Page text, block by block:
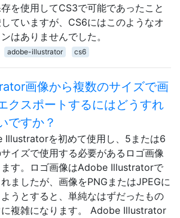
を使用してCS3で可能であったこと
ていますが、CS6にはこのようなオ
はありませんでした。
adobe-illustrator cs6
画像から複数のサイズで画
クスポートするにはどうすれ
ですか？
Illustratorを初めて使用し、5または6
イズで使用する必要があるロゴ画像
ます。ロゴ画像はAdobe Illustratorで
ましたが、画像をPNGまたはJPEGに
うとすると、単純なはずだったもの
に複雑になります。 Adobe Illustrator